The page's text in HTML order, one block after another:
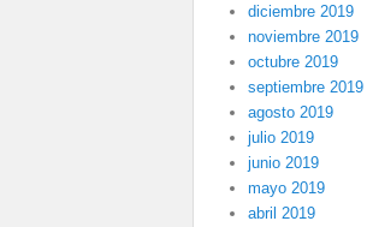
diciembre 2019
noviembre 2019
octubre 2019
septiembre 2019
agosto 2019
julio 2019
junio 2019
mayo 2019
abril 2019